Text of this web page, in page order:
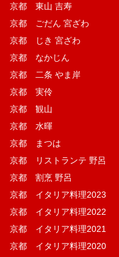
京都 東山 吉寿
京都 ごだん 宮ざわ
京都 じき 宮ざわ
京都 なかじん
京都 二条 やま岸
京都 実伶
京都 観山
京都 水暉
京都 まつは
京都 リストランテ 野呂
京都 割烹 野呂
京都 イタリア料理2023
京都 イタリア料理2022
京都 イタリア料理2021
京都 イタリア料理2020